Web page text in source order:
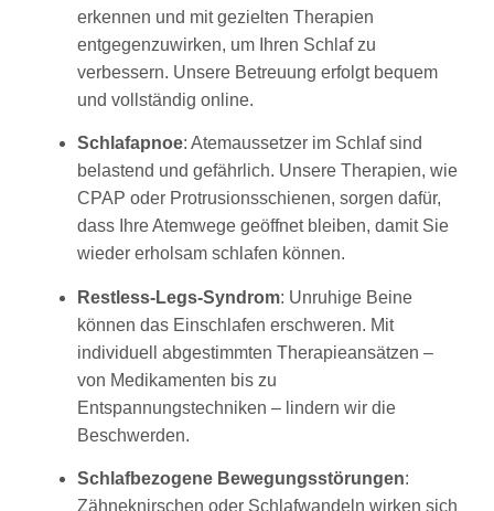
erkennen und mit gezielten Therapien
entgegenzuwirken, um Ihren Schlaf zu
verbessern. Unsere Betreuung erfolgt bequem
und vollständig online.
Schlafapnoe: Atemaussetzer im Schlaf sind
belastend und gefährlich. Unsere Therapien, wie
CPAP oder Protrusionsschienen, sorgen dafür,
dass Ihre Atemwege geöffnet bleiben, damit Sie
wieder erholsam schlafen können.
Restless-Legs-Syndrom: Unruhige Beine
können das Einschlafen erschweren. Mit
individuell abgestimmten Therapieansätzen –
von Medikamenten bis zu
Entspannungstechniken – lindern wir die
Beschwerden.
Schlafbezogene Bewegungsstörungen:
Zähneknirschen oder Schlafwandeln wirken sich